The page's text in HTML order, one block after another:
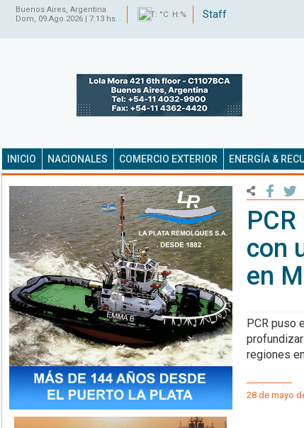
Buenos Aires, Argentina
Dom, 09.Ago.2026 | 7:13 hs.
T: °C H:% Staff
INICIO NACIONALES COMERCIO EXTERIOR ENERGÍA &
con
en
PCR puso
regiones
28 de mayo